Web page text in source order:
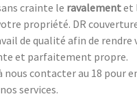
crainte le ravalementet
propriété. DR
de qualité afin de rendre
et parfaitement propre.
nous contacter au 18 pour
services.